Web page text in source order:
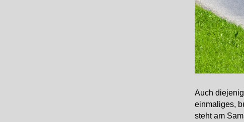
Auch
einmaliges,
steht am